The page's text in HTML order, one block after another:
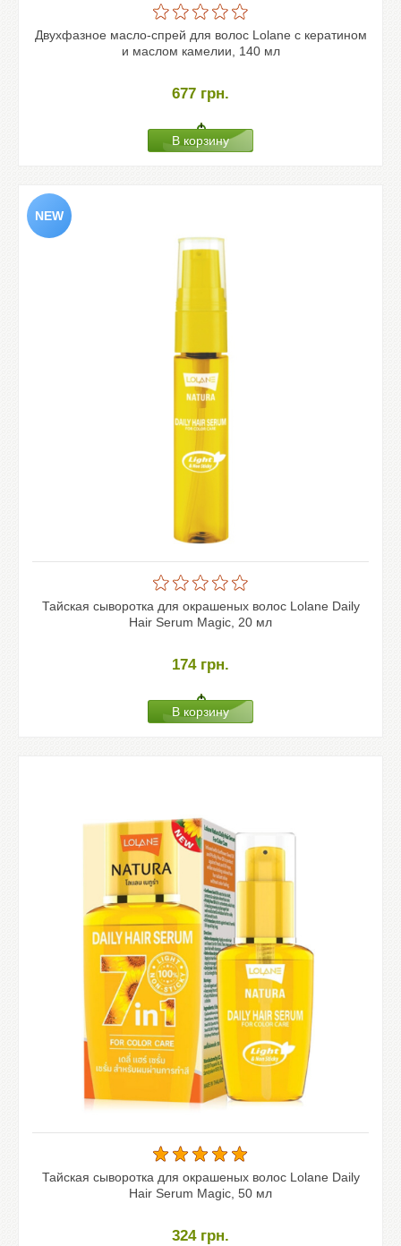
Двухфазное масло-спрей для волос Lolane с кератином
и маслом камелии, 140 мл
677 грн.
Тайская сыворотка для окрашеных волос Lolane Daily
Hair Serum Magic, 20 мл
174 грн.
Тайская сыворотка для окрашеных волос Lolane Daily
Hair Serum Magic, 50 мл
324 грн.